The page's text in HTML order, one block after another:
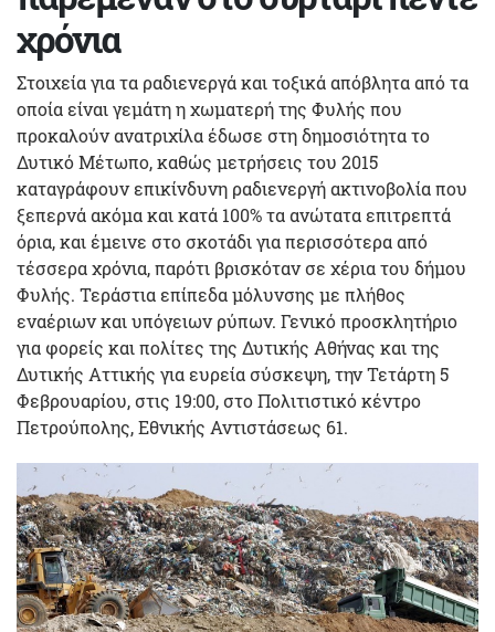
χρόνια
Στοιχεία για τα ραδιενεργά και τοξικά απόβλητα από τα
οποία είναι γεμάτη η χωματερή της Φυλής που
προκαλούν ανατριχίλα έδωσε στη δημοσιότητα το
Δυτικό Μέτωπο, καθώς μετρήσεις του 2015
καταγράφουν επικίνδυνη ραδιενεργή ακτινοβολία που
ξεπερνά ακόμα και κατά 100% τα ανώτατα επιτρεπτά
όρια, και έμεινε στο σκοτάδι για περισσότερα από
τέσσερα χρόνια, παρότι βρισκόταν σε χέρια του δήμου
Φυλής. Τεράστια επίπεδα μόλυνσης με πλήθος
εναέριων και υπόγειων ρύπων. Γενικό προσκλητήριο
για φορείς και πολίτες της Δυτικής Αθήνας και της
Δυτικής Αττικής για ευρεία σύσκεψη, την Τετάρτη 5
Φεβρουαρίου, στις 19:00, στο Πολιτιστικό κέντρο
Πετρούπολης, Εθνικής Αντιστάσεως 61.